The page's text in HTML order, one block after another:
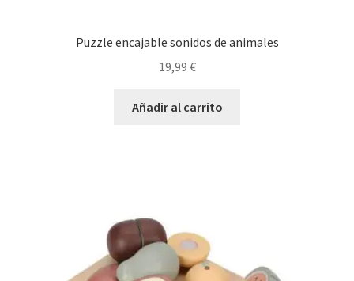
Puzzle encajable sonidos de animales
19,99 €
Añadir al carrito